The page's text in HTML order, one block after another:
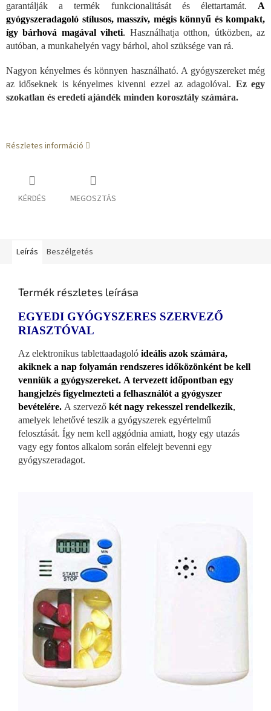
garantálják a termék funkcionalitását és élettartamát. A
gyógyszeradagoló stílusos, masszív, mégis könnyű és kompakt,
így bárhová magával viheti. Használhatja otthon, útközben, az
autóban, a munkahelyén vagy bárhol, ahol szüksége van rá.
Nagyon kényelmes és könnyen használható. A gyógyszereket még
az időseknek is kényelmes kivenni ezzel az adagolóval. Ez egy
szokatlan és eredeti ajándék minden korosztály számára.
Részletes információ
KÉRDÉS MEGOSZTÁS
Leírás Beszélgetés
Termék részletes leírása
EGYEDI GYÓGYSZERES SZERVEZŐ
RIASZTÓVAL
Az elektronikus tablettaadagoló ideális azok számára,
akiknek a nap folyamán rendszeres időközönként be kell
venniük a gyógyszereket. A tervezett időpontban egy
hangjelzés figyelmezteti a felhasználót a gyógyszer
bevételére. A szervező két nagy rekesszel rendelkezik,
amelyek lehetővé teszik a gyógyszerek egyértelmű
felosztását. Így nem kell aggódnia amiatt, hogy egy utazás
vagy egy fontos alkalom során elfelejt bevenni egy
gyógyszeradagot.